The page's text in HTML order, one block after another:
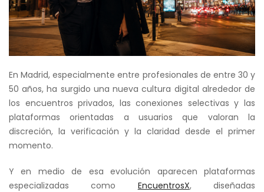
En Madrid, especialmente entre profesionales de entre 30 y
50 años, ha surgido una nueva cultura digital alrededor de
los encuentros privados, las conexiones selectivas y las
plataformas orientadas a usuarios que valoran la
discreción, la verificación y la claridad desde el primer
momento.
Y en medio de esa evolución aparecen plataformas
especializadas como EncuentrosX, diseñadas